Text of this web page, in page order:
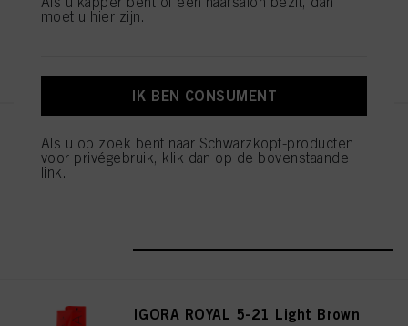
IGORA ROYAL Cools 9-19 60ml
ID-nr. 3075087
IGORA ROYAL 5-21 Light Brown
moet u hier zijn.
IK BEN CONSUMENT
Als u op zoek bent naar Schwarzkopf-producten
voor privégebruik, klik dan op de bovenstaande
link.